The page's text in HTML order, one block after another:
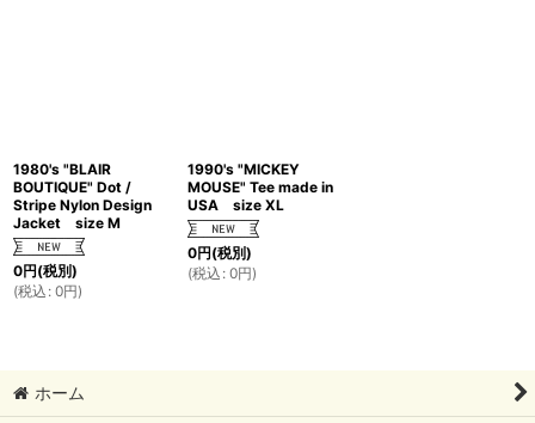
1980's "BLAIR
BOUTIQUE" Dot /
Stripe Nylon Design
Jacket size M
0円(税別)
(税込 : 0円)
1990's "MICKEY
MOUSE" Tee made in
USA size XL
0円(税別)
(税込 : 0円)
ホーム